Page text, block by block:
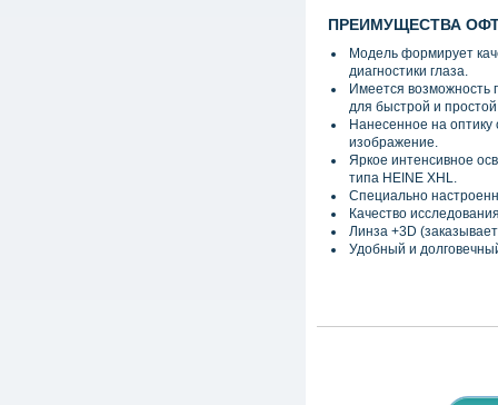
ПРЕИМУЩЕСТВА
Модель формирует
диагностики глаза.
Имеется возможность
для быстрой и
Нанесенное на оптику
изображение.
Яркое интенсивное
типа HEINE XHL.
Специально
Качество
Линза +3D (
Удобный и